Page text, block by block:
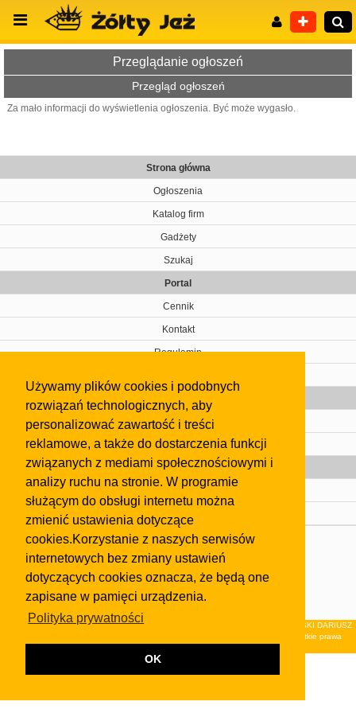
Używamy plików cookies i podobnych
rozwiązań technologicznych, aby
personalizować zawartość i treści
reklamowe, a także do dostarczenia funkcji
związanych z mediami społecznościowymi i
analizy ruchu na stronie. W programie
służącym do obsługi internetu można
zmienić ustawienia dotyczące
cookies.Korzystanie z naszych serwisów
internetowych bez zmiany ustawień
dotyczących cookies oznacza, że będą one
zapisane w pamięci urządzenia.
Polityka prywatności
OK
Przeglądanie ogłoszeń
Przegląd ogłoszeń
Za mało informacji do wyświetlenia ogłoszenia. Być może wygasło.
Strona główna
Ogłoszenia
Katalog firm
Gadżety
Szukaj
Portal
Cennik
Kontakt
Regulamin
Gazeta
Olkusz
Kontakt
Strefa dla biznesu
Biura nieruchomości
Dealerzy i autokomisy
Skontaktuj się z nami
regulaminuiPolityki Prywatności.
Klauzula FB
© 2026Wydawnictwo NEON sp. z o.o. (dawniej: FIRMA NEON MAREK KLUCZEWSKI DARIUSZ
KRAWCZYK s.c.) z siedzibą w Olkuszu, ul.Żuradzka 15, 32-300 Olkusz . Wszystkie prawa